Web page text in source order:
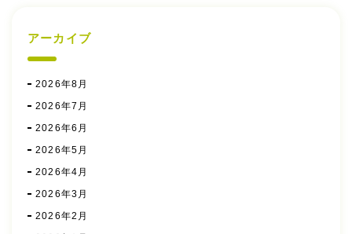
アーカイブ
2026年8月
2026年7月
2026年6月
2026年5月
2026年4月
2026年3月
2026年2月